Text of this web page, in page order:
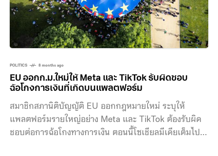
POLITICS 8 months ago
EU ออกก.ม.ใหม่ให้ Meta และ TikTok รับผิดชอบ
ฉ้อโกงการเงินที่เกิดบนแพลตฟอร์ม
สมาชิกสภานิติบัญญัติ EU ออกกฎหมายใหม่ ระบุให้
แพลตฟอร์มรายใหญ่อย่าง Meta และ TikTok ต้องรับผิด
ชอบต่อการฉ้อโกงทางการเงิน ตอนนี้โซเชียลมีเดียเต็มไป